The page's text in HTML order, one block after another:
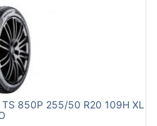
850P 255/50 R20 109H XL